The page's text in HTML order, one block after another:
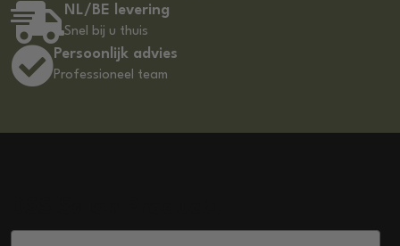
NL/BE levering
Snel bij u thuis
Persoonlijk advies
Professioneel team
E-mailadres